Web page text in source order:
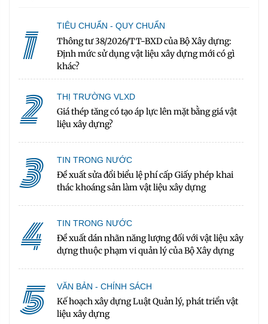
1 TIÊU CHUẨN - QUY CHUẨN
Thông tư 38/2026/TT-BXD của Bộ Xây dựng:
Định mức sử dụng vật liệu xây dựng mới có gì
khác?
2 THỊ TRƯỜNG VLXD
Giá thép tăng có tạo áp lực lên mặt bằng giá vật
liệu xây dựng?
3 TIN TRONG NƯỚC
Đề xuất sửa đổi biểu lệ phí cấp Giấy phép khai
thác khoáng sản làm vật liệu xây dựng
4 TIN TRONG NƯỚC
Đề xuất dán nhãn năng lượng đối với vật liệu xây
dựng thuộc phạm vi quản lý của Bộ Xây dựng
5 VĂN BẢN - CHÍNH SÁCH
Kế hoạch xây dựng Luật Quản lý, phát triển vật
liệu xây dựng